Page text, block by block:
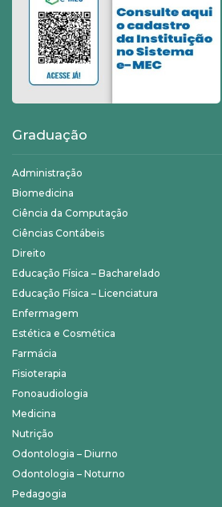
Graduação
Administração
Biomedicina
Ciência da Computação
Ciências Contábeis
Direito
Educação Física – Bacharelado
Educação Física – Licenciatura
Enfermagem
Estética e Cosmética
Farmácia
Fisioterapia
Fonoaudiologia
Medicina
Nutrição
Odontologia – Diurno
Odontologia – Noturno
Pedagogia